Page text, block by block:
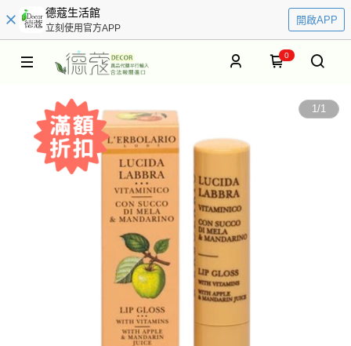
德蔻生活館
立刻使用官方APP
開啟APP
0
1/1